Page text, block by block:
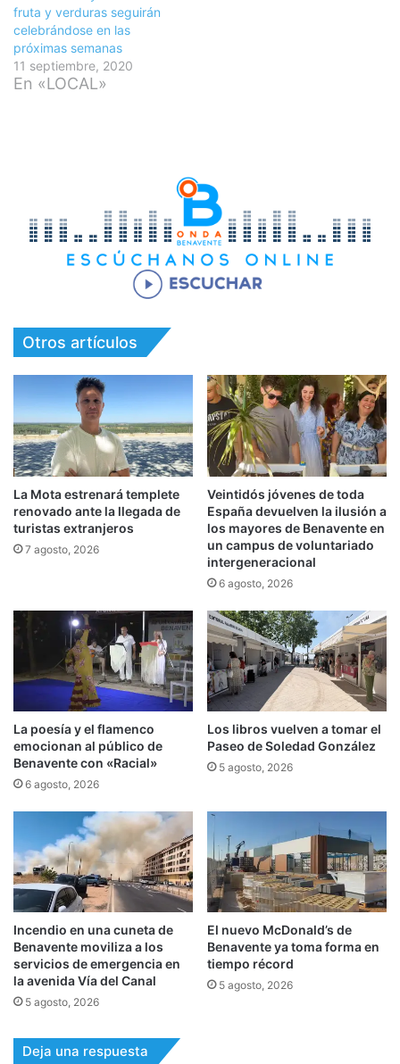
fruta y verduras seguirán
celebrándose en las
próximas semanas
11 septiembre, 2020
En «LOCAL»
Otros artículos
La Mota estrenará templete
renovado ante la llegada de
turistas extranjeros
7 agosto, 2026
Veintidós jóvenes de toda
España devuelven la ilusión a
los mayores de Benavente en
un campus de voluntariado
intergeneracional
6 agosto, 2026
La poesía y el flamenco
emocionan al público de
Benavente con «Racial»
6 agosto, 2026
Los libros vuelven a tomar el
Paseo de Soledad González
5 agosto, 2026
Incendio en una cuneta de
Benavente moviliza a los
servicios de emergencia en
la avenida Vía del Canal
5 agosto, 2026
El nuevo McDonald’s de
Benavente ya toma forma en
tiempo récord
5 agosto, 2026
Deja una respuesta